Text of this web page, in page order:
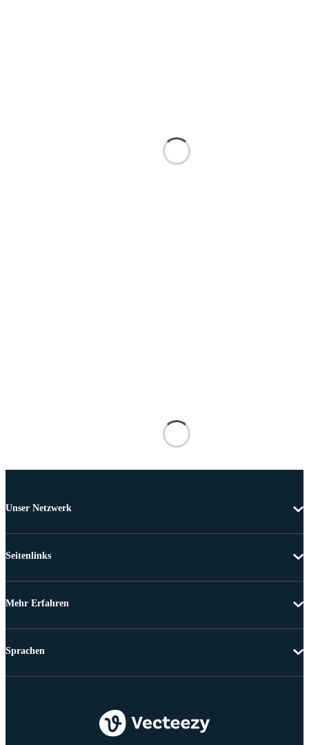
Unser Netzwerk
Seitenlinks
Mehr Erfahren
Sprachen